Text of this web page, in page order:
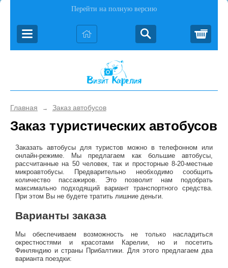
Перейти на полную версию
Главная → Заказ автобусов
Заказ туристических автобусов
Заказать автобусы для туристов можно в телефонном или
онлайн-режиме. Мы предлагаем как большие автобусы,
рассчитанные на 50 человек, так и просторные 8-20-местные
микроавтобусы. Предварительно необходимо сообщить
количество пассажиров. Это позволит нам подобрать
максимально подходящий вариант транспортного средства.
При этом Вы не будете тратить лишние деньги.
Варианты заказа
Мы обеспечиваем возможность не только насладиться
окрестностями и красотами Карелии, но и посетить
Финляндию и страны Прибалтики. Для этого предлагаем два
варианта поездки: